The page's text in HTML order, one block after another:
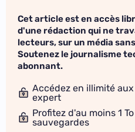
Cet article est en accès
d'une rédaction qui ne
lecteurs, sur un média
Soutenez le journalisme
abonnant.
Accédez en illimité
expert
Profitez d'au moins 1
sauvegardes